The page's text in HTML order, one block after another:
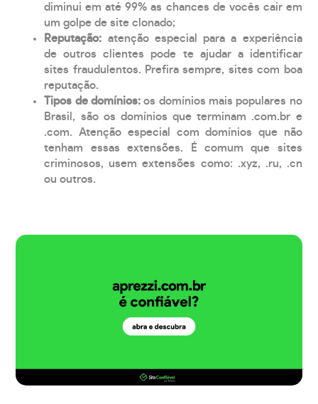
diminui em até 99% as chances de vocês cair em
um golpe de site clonado;
Reputação: atenção especial para a experiência
de outros clientes pode te ajudar a identificar
sites fraudulentos. Prefira sempre, sites com boa
reputação.
Tipos de domínios:os domínios mais populares no
Brasil, são os domínios que terminam .com.br e
.com. Atenção especial com domínios que não
tenham essas extensões. É comum que sites
criminosos, usem extensões como: .xyz, .ru, .cn
ou outros.